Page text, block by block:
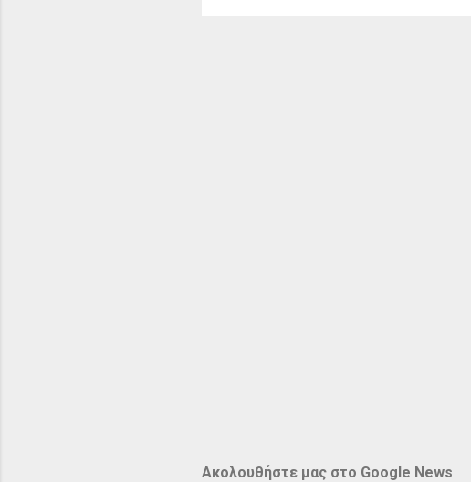
Ακολουθήστε μας στο Google News